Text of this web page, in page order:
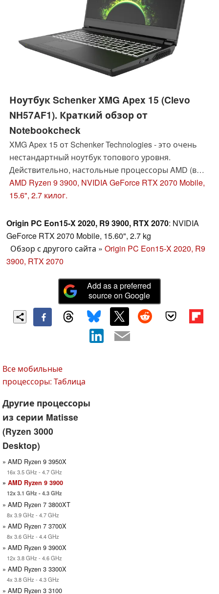
Ноутбук Schenker XMG Apex 15 (Clevo
NH57AF1). Краткий обзор от
Notebookcheck
XMG Apex 15 от Schenker Technologies - это очень
нестандартный ноутбук топового уровня.
Действительно, настольные процессоры AMD (в
сокете) в ноутбуках встречаются очень редко.
Преимущества и недостатки модели мы собрали в
AMD Ryzen 9 3900, NVIDIA GeForce RTX 2070 Mobile,
15.6", 2.7 килог.
Origin PC Eon15-X 2020, R9 3900, RTX 2070: NVIDIA
GeForce RTX 2070 Mobile, 15.60", 2.7 kg
Обзор с другого сайта » Origin PC Eon15-X 2020, R9
3900, RTX 2070
Add as a preferred
source on Google
Все мобильные
процессоры: Таблица
Другие процессоры
из серии Matisse
(Ryzen 3000
Desktop)
» AMD Ryzen 9 3950X
16x 3.5 GHz - 4.7 GHz
» AMD Ryzen 9 3900
12x 3.1 GHz - 4.3 GHz
» AMD Ryzen 7 3800XT
8x 3.9 GHz - 4.7 GHz
» AMD Ryzen 7 3700X
8x 3.6 GHz - 4.4 GHz
» AMD Ryzen 9 3900X
12x 3.8 GHz - 4.6 GHz
» AMD Ryzen 3 3300X
4x 3.8 GHz - 4.3 GHz
» AMD Ryzen 3 3100